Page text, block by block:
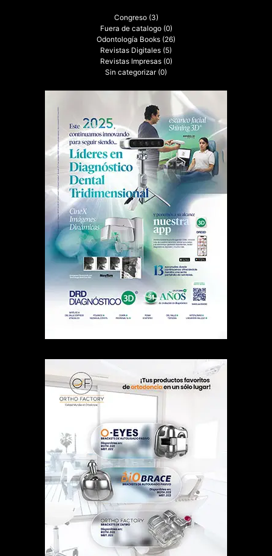
Congreso (3)
Fuera de catalogo (0)
Odontología Books (26)
Revistas Digitales (5)
Revistas Impresas (0)
Sin categorizar (0)